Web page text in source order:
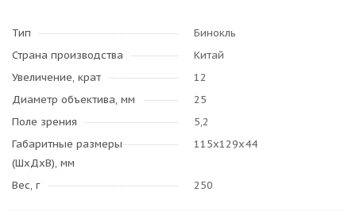
Тип
Бинокль
Страна производства
Китай
Увеличение, крат
12
Диаметр объектива, мм
25
Поле зрения
5,2
Габаритные размеры
(ШхДхВ), мм
115х129х44
Вес, г 250